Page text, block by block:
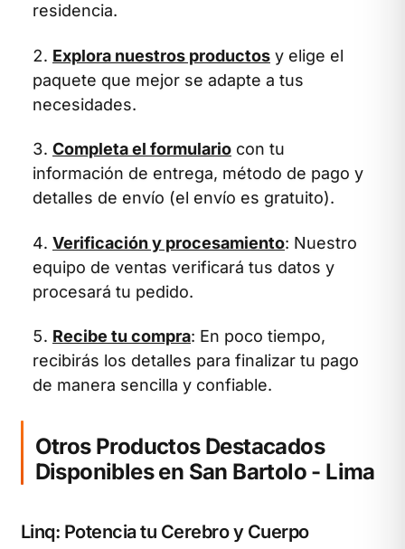
residencia.
Explora nuestros productos y elige el
paquete que mejor se adapte a tus
necesidades.
Completa el formulario con tu
información de entrega, método de pago y
detalles de envío (el envío es gratuito).
Verificación y procesamiento: Nuestro
equipo de ventas verificará tus datos y
procesará tu pedido.
Recibe tu compra: En poco tiempo,
recibirás los detalles para finalizar tu pago
de manera sencilla y confiable.
Otros Productos Destacados
Disponibles en San Bartolo - Lima
Linq: Potencia tu Cerebro y Cuerpo